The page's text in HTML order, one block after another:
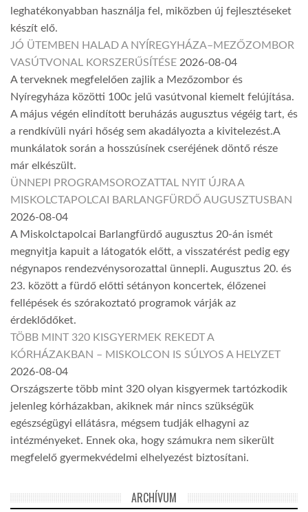
leghatékonyabban használja fel, miközben új fejlesztéseket
készít elő.
JÓ ÜTEMBEN HALAD A NYÍREGYHÁZA–MEZŐZOMBOR
VASÚTVONAL KORSZERŰSÍTÉSE 2026-08-04
A terveknek megfelelően zajlik a Mezőzombor és
Nyíregyháza közötti 100c jelű vasútvonal kiemelt felújítása.
A május végén elindított beruházás augusztus végéig tart, és
a rendkívüli nyári hőség sem akadályozta a kivitelezést.A
munkálatok során a hosszúsínek cseréjének döntő része
már elkészült.
ÜNNEPI PROGRAMSOROZATTAL NYIT ÚJRA A
MISKOLCTAPOLCAI BARLANGFÜRDŐ AUGUSZTUSBAN
2026-08-04
A Miskolctapolcai Barlangfürdő augusztus 20-án ismét
megnyitja kapuit a látogatók előtt, a visszatérést pedig egy
négynapos rendezvénysorozattal ünnepli. Augusztus 20. és
23. között a fürdő előtti sétányon koncertek, élőzenei
fellépések és szórakoztató programok várják az
érdeklődőket.
TÖBB MINT 320 KISGYERMEK REKEDT A
KÓRHÁZAKBAN – MISKOLCON IS SÚLYOS A HELYZET
2026-08-04
Országszerte több mint 320 olyan kisgyermek tartózkodik
jelenleg kórházakban, akiknek már nincs szükségük
egészségügyi ellátásra, mégsem tudják elhagyni az
intézményeket. Ennek oka, hogy számukra nem sikerült
megfelelő gyermekvédelmi elhelyezést biztosítani.
ARCHÍVUM